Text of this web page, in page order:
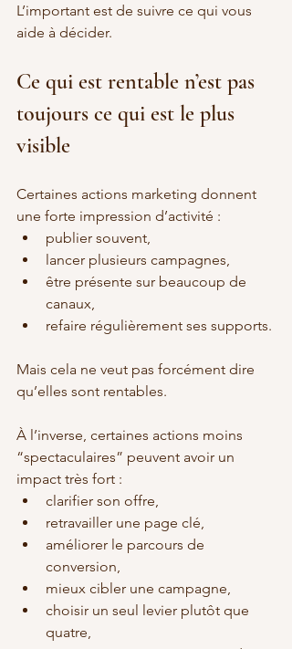
L’important est de suivre ce qui vous
aide à décider.
Ce qui est rentable n’est pas
toujours ce qui est le plus
visible
Certaines actions marketing donnent
une forte impression d’activité :
publier souvent,
lancer plusieurs campagnes,
être présente sur beaucoup de
canaux,
refaire régulièrement ses supports.
Mais cela ne veut pas forcément dire
qu’elles sont rentables.
À l’inverse, certaines actions moins
“spectaculaires” peuvent avoir un
impact très fort :
clarifier son offre,
retravailler une page clé,
améliorer le parcours de
conversion,
mieux cibler une campagne,
choisir un seul levier plutôt que
quatre,